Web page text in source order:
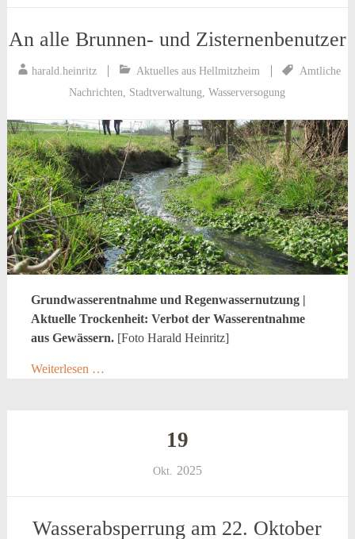
An alle Brunnen- und Zisternenbenutzer
harald.heinritz Aktuelles aus Hellmitzheim
Amtliche
Nachrichten, Stadtverwaltung,Wasserversogung
Grundwasserentnahme und Regenwassernutzung |
Aktuelle Trockenheit: Verbot der Wasserentnahme
aus Gewässern. [Foto Harald Heinritz]
Weiterlesen …
19
Okt. 2025
Wasserabsperrung am 22. Oktober